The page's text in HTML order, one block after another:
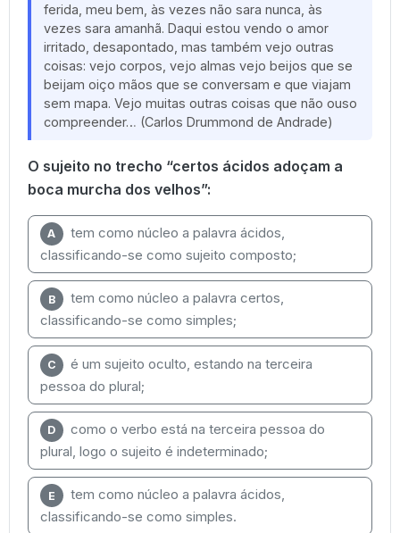
ferida, meu bem, às vezes não sara nunca, às
vezes sara amanhã. Daqui estou vendo o amor
irritado, desapontado, mas também vejo outras
coisas: vejo corpos, vejo almas vejo beijos que se
beijam oiço mãos que se conversam e que viajam
sem mapa. Vejo muitas outras coisas que não ouso
compreender… (Carlos Drummond de Andrade)
O sujeito no trecho “certos ácidos adoçam a
boca murcha dos velhos”:
A
tem como núcleo a palavra ácidos,
classificando-se como sujeito composto;
B
tem como núcleo a palavra certos,
classificando-se como simples;
C
é um sujeito oculto, estando na terceira
pessoa do plural;
D
como o verbo está na terceira pessoa do
plural, logo o sujeito é indeterminado;
E
tem como núcleo a palavra ácidos,
classificando-se como simples.